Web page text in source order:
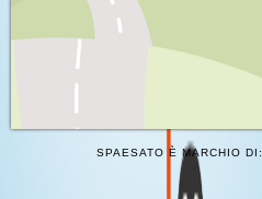
SPAESATO È MARCHIO DI: